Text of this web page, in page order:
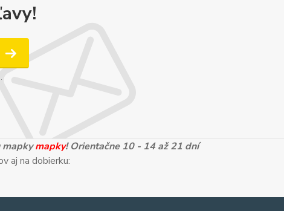
mapkymapky! Orientačne 10 - 14 až 21 dní
aj na dobierku: